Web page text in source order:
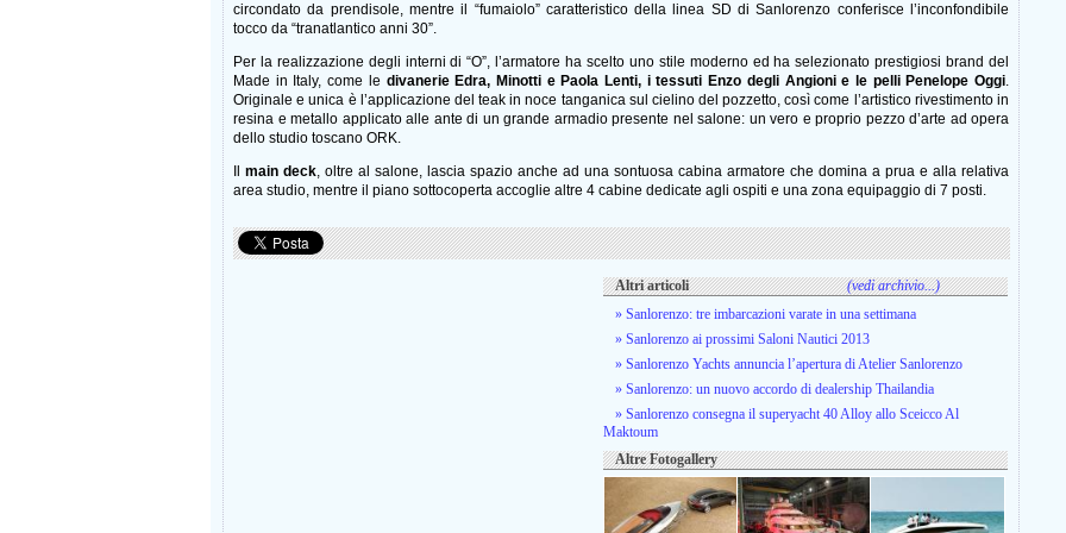
circondato da prendisole, mentre il “fumaiolo” caratteristico della linea SD di Sanlorenzo conferisce l’inconfondibile
tocco da “tranatlantico anni 30”.
Per la realizzazione degli interni di “O”, l’armatore ha scelto uno stile moderno ed ha selezionato prestigiosi brand del
Made in Italy, come le divanerie Edra, Minotti e Paola Lenti, i tessuti Enzo degli Angioni e le pelli Penelope Oggi.
Originale e unica è l’applicazione del teak in noce tanganica sul cielino del pozzetto, così come l’artistico rivestimento in
resina e metallo applicato alle ante di un grande armadio presente nel salone: un vero e proprio pezzo d’arte ad opera
dello studio toscano ORK.
main deck, oltre al salone, lascia spazio anche ad una sontuosa cabina armatore che domina a prua e alla relativa
area studio, mentre il piano sottocoperta accoglie altre 4 cabine dedicate agli ospiti e una zona equipaggio di 7 posti.
Altri articoli
(vedi archivio...)
» Sanlorenzo: tre imbarcazioni varate in una settimana
» Sanlorenzo ai prossimi Saloni Nautici 2013
» Sanlorenzo Yachts annuncia l’apertura di Atelier Sanlorenzo
» Sanlorenzo: un nuovo accordo di dealership Thailandia
» Sanlorenzo consegna il superyacht 40 Alloy allo Sceicco Al
Maktoum
Altre Fotogallery